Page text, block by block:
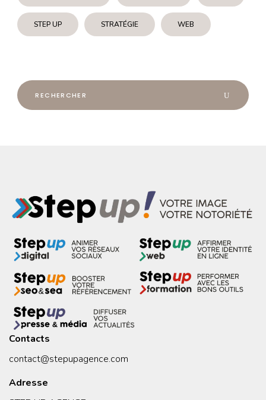
STEP UP STRATÉGIE WEB
Contacts
contact@stepupagence.com
Adresse